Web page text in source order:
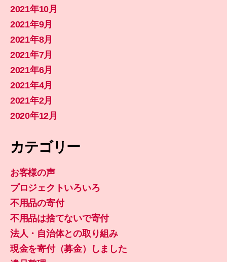
2021年10月
2021年9月
2021年8月
2021年7月
2021年6月
2021年4月
2021年2月
2020年12月
カテゴリー
お客様の声
プロジェクトいろいろ
不用品の寄付
不用品は捨てないで寄付
法人・自治体との取り組み
現金を寄付（募金）しました